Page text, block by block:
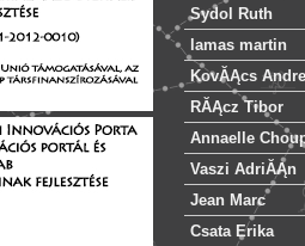
Sydol Ruth
lamas martin
KovĂĄcs
RĂĄcz Tibor
Annaelle
Vaszi AdriĂĄn
Jean Marc
Csata Erika